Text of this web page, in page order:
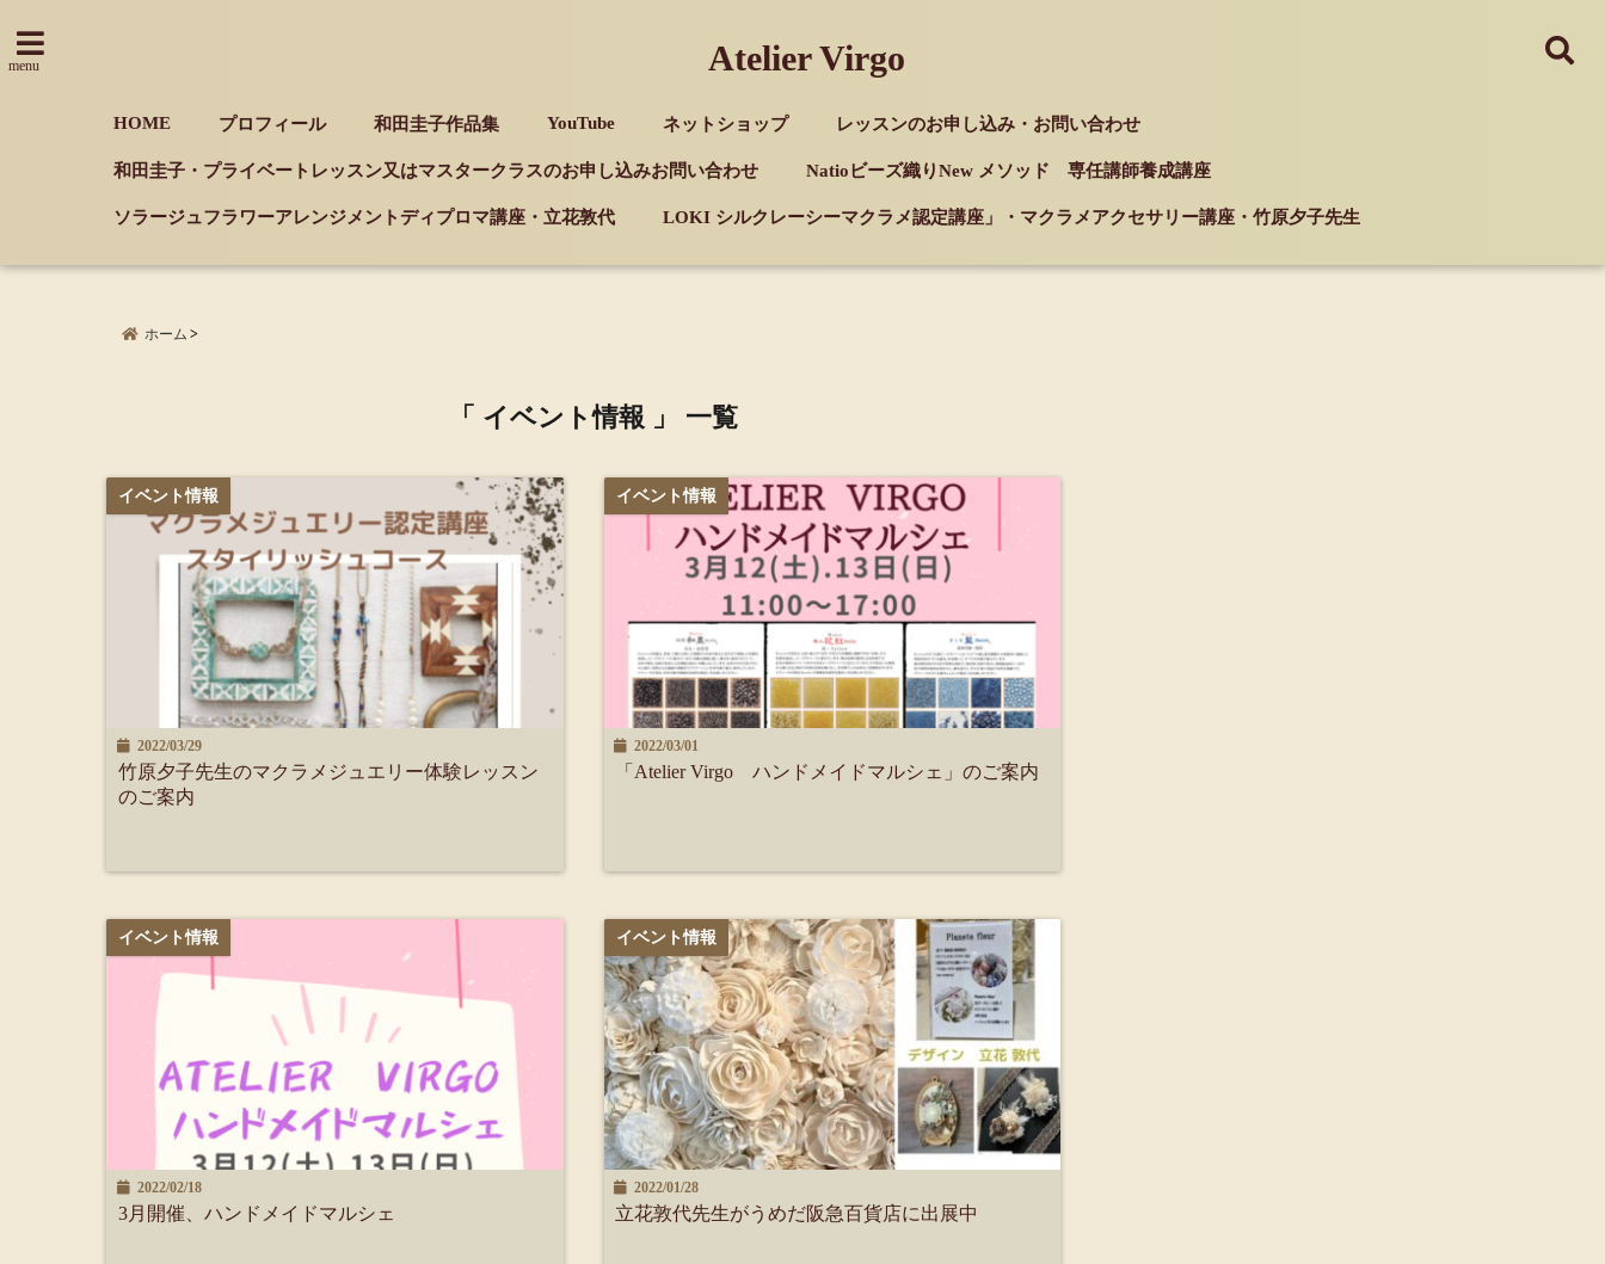
menu Atelier Virgo
HOME プロフィール 和田圭子作品集 YouTube ネットショップ レッスンのお申し込み・お問い合わせ
和田圭子・プライベートレッスン又はマスタークラスのお申し込みお問い合わせ Natioビーズ織りNew メソッド 専任講師養成講座
ソラージュフラワーアレンジメントディプロマ講座・立花敦代 LOKI シルクレーシーマクラメ認定講座」・マクラメアクセサリー講座・竹原夕子先生
ホーム
「 イベント情報 」 一覧
イベント情報
2022/03/29
竹原夕子先生のマクラメジュエリー体験レッスン
のご案内
イベント情報
2022/03/01
「Atelier Virgo ハンドメイドマルシェ」のご案内
イベント情報
2022/02/18
3月開催、ハンドメイドマルシェ
イベント情報
2022/01/28
立花敦代先生がうめだ阪急百貨店に出展中